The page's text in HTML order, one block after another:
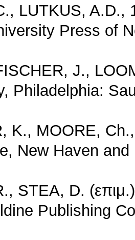
LUTKUS, A.D.,
Press of
J.,
Philadelphia:
K., MOORE,
New Haven
STEA, D.
Publishing